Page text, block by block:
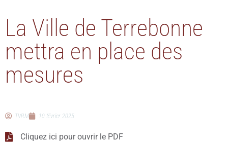
La Ville de Terrebonne
mettra en place des
mesures
TVRM 10 février 2025
Cliquez ici pour ouvrir le PDF